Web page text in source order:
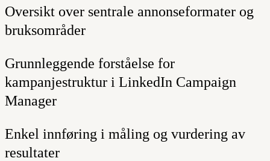
Oversikt over sentrale annonseformater og
bruksområder
Grunnleggende forståelse for
kampanjestruktur i LinkedIn Campaign
Manager
Enkel innføring i måling og vurdering av
resultater